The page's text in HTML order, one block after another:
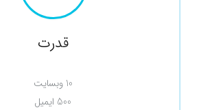
قدرت
10 وبسایت
500 ایمیل